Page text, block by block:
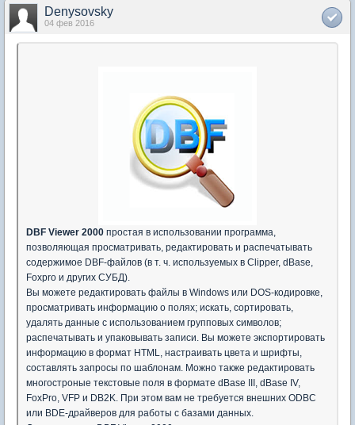
Denysovsky
04 фев 2016
DBF Viewer 2000 простая в использовании программа,
позволяющая просматривать, редактировать и распечатывать
содержимое DBF-файлов (в т. ч. используемых в Clipper, dBase,
Foxpro и других СУБД).
Вы можете редактировать файлы в Windows или DOS-кодировке,
просматривать информацию о полях; искать, сортировать,
удалять данные с использованием групповых символов;
распечатывать и упаковывать записи. Вы можете экспортировать
информацию в формат HTML, настраивать цвета и шрифты,
составлять запросы по шаблонам. Можно также редактировать
многостроные текстовые поля в формате dBase III, dBase IV,
FoxPro, VFP и DB2K. При этом вам не требуется внешних ODBC
или BDE-драйверов для работы с базами данных.